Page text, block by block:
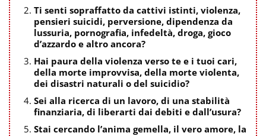
Ti senti sopraffatto da cattivi istinti, violenza,
pensieri suicidi, perversione, dipendenza da
lussuria, pornografia, infedeltà, droga, gioco
d’azzardo e altro ancora?
Hai paura della violenza verso te e i tuoi cari,
della morte improvvisa, della morte violenta,
dei disastri naturali o del suicidio?
Sei alla ricerca di un lavoro, di una stabilità
finanziaria, di liberarti dai debiti e dall’usura?
Stai cercando l’anima gemella, il vero amore, la